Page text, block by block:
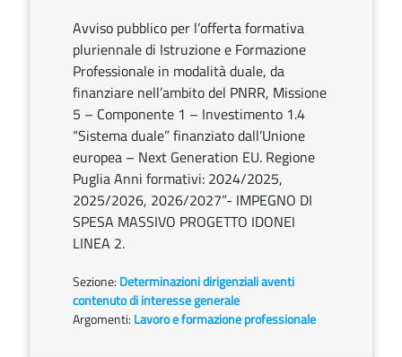
Avviso pubblico per l’offerta formativa
pluriennale di Istruzione e Formazione
Professionale in modalità duale, da
finanziare nell’ambito del PNRR, Missione
5 – Componente 1 – Investimento 1.4
“Sistema duale” finanziato dall’Unione
europea – Next Generation EU. Regione
Puglia Anni formativi: 2024/2025,
2025/2026, 2026/2027”- IMPEGNO DI
SPESA MASSIVO PROGETTO IDONEI
LINEA 2.
Sezione: Determinazioni dirigenziali aventi
contenuto di interesse generale
Argomenti: Lavoro e formazione professionale